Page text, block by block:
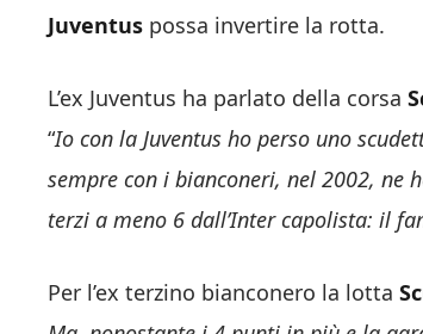
Juventus possa invertire la rotta.
L’ex Juventus ha parlato della corsa
“Io con la Juventus ho perso uno
sempre con i bianconeri, nel 2002, ne
terzi a meno 6 dall’Inter capolista: il
Per l’ex terzino bianconero la lotta